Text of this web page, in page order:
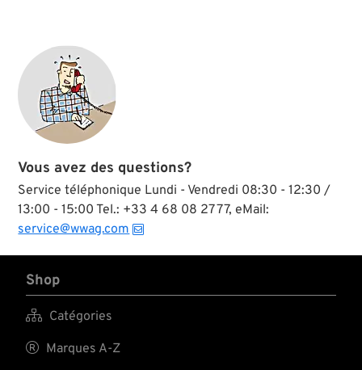
Vous avez des questions?
Service téléphonique Lundi - Vendredi 08:30 - 12:30 /
13:00 - 15:00 Tel.: +33 4 68 08 27 77, eMail:
service@wwag.com
Shop
 Catégories
 Marques A-Z